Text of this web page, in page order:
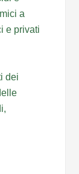
a
e privati
dei